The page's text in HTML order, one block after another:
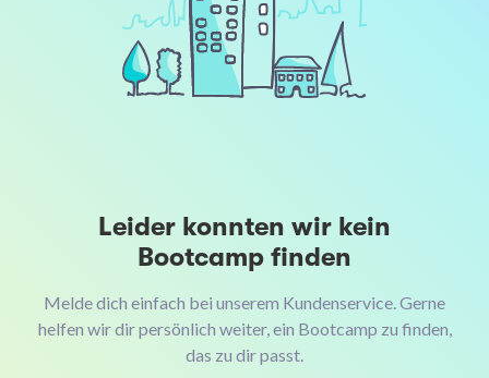
Leider konnten wir kein
Bootcamp finden
Melde dich einfach bei unserem Kundenservice. Gerne
helfen wir dir persönlich weiter, ein Bootcamp zu finden,
das zu dir passt.